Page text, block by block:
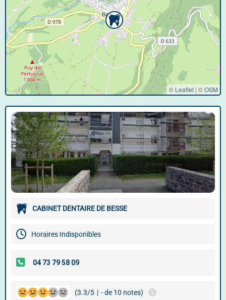
© Leaflet | ©OSM
CABINET DENTAIRE DE BESSE
Horaires Indisponibles
(3.3/5 | - de 10 notes)